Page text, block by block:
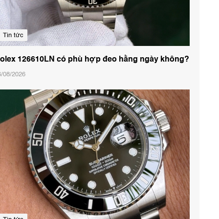
Tin tức
126610LN có phù hợp đeo hằng ngày không?
08/2026